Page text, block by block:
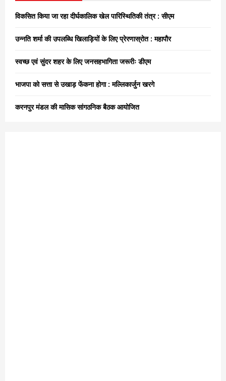
o
r
विकसित किया जा रहा दीर्घकालिक खेल पारिस्थितिकी तंत्र : सीएम
उन्नति शर्मा की उपलब्धि खिलाड़ियों के लिए प्रेरणास्रोत : महापौर
स्वच्छ एवं सुंदर शहर के लिए जनसहभागिता जरूरीः डीएम
भाजपा को सत्ता से उखाड़ फेंकना होगा : मल्लिकार्जुन खरगे
करनपुर मंडल की मासिक सांगठनिक बैठक आयोजित